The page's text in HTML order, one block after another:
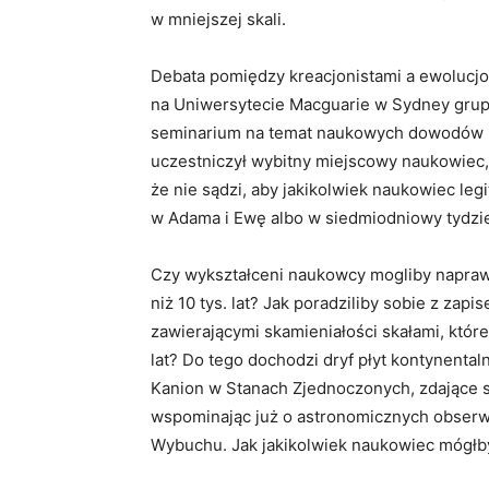
w mniejszej skali.
Debata pomiędzy kreacjonistami a
na Uniwersytecie Macguarie w Sydney
seminarium na temat naukowych
uczestniczył wybitny miejscowy
że nie sądzi, aby jakikolwiek naukowiec
w Adama i Ewę albo w siedmiodniowy
Czy wykształceni naukowcy mogliby
niż 10 tys. lat? Jak poradziliby sobie z
zawierającymi skamieniałości skałami,
lat? Do tego dochodzi dryf płyt
Kanion w Stanach Zjednoczonych,
wspominając już o astronomicznych
Wybuchu. Jak jakikolwiek naukowiec